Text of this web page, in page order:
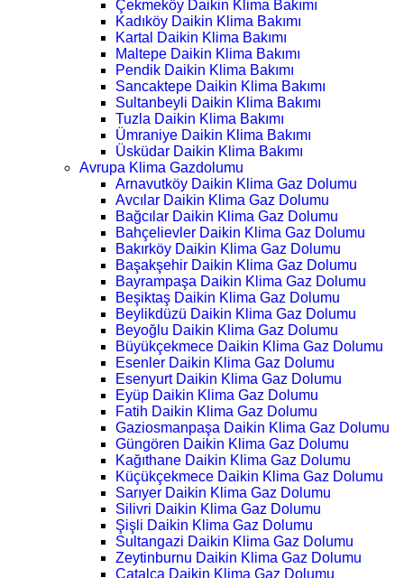
Çekmeköy Daikin Klima Bakımı
Kadıköy Daikin Klima Bakımı
Kartal Daikin Klima Bakımı
Maltepe Daikin Klima Bakımı
Pendik Daikin Klima Bakımı
Sancaktepe Daikin Klima Bakımı
Sultanbeyli Daikin Klima Bakımı
Tuzla Daikin Klima Bakımı
Ümraniye Daikin Klima Bakımı
Üsküdar Daikin Klima Bakımı
Avrupa Klima Gazdolumu
Arnavutköy Daikin Klima Gaz Dolumu
Avcılar Daikin Klima Gaz Dolumu
Bağcılar Daikin Klima Gaz Dolumu
Bahçelievler Daikin Klima Gaz Dolumu
Bakırköy Daikin Klima Gaz Dolumu
Başakşehir Daikin Klima Gaz Dolumu
Bayrampaşa Daikin Klima Gaz Dolumu
Beşiktaş Daikin Klima Gaz Dolumu
Beylikdüzü Daikin Klima Gaz Dolumu
Beyoğlu Daikin Klima Gaz Dolumu
Büyükçekmece Daikin Klima Gaz Dolumu
Esenler Daikin Klima Gaz Dolumu
Esenyurt Daikin Klima Gaz Dolumu
Eyüp Daikin Klima Gaz Dolumu
Fatih Daikin Klima Gaz Dolumu
Gaziosmanpaşa Daikin Klima Gaz Dolumu
Güngören Daikin Klima Gaz Dolumu
Kağıthane Daikin Klima Gaz Dolumu
Küçükçekmece Daikin Klima Gaz Dolumu
Sarıyer Daikin Klima Gaz Dolumu
Silivri Daikin Klima Gaz Dolumu
Şişli Daikin Klima Gaz Dolumu
Sultangazi Daikin Klima Gaz Dolumu
Zeytinburnu Daikin Klima Gaz Dolumu
Çatalca Daikin Klima Gaz Dolumu